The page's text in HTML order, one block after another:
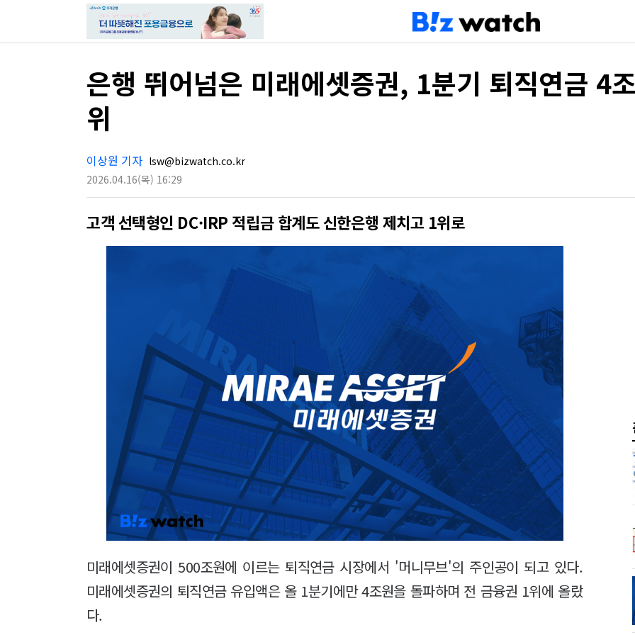
은행 뛰어넘은 미래에셋증권, 1분기 퇴직연금 4
위
이상원 기자 lsw@bizwatch.co.kr
2026.04.16(목) 16:29
고객 선택형인 DC·IRP 적립금 합계도 신한은행 제치고 1위로
미래에셋증권이 500조원에 이르는 퇴직연금 시장에서 '머니무브'의 주인공이 되고 있다.
미래에셋증권의 퇴직연금 유입액은 올 1분기에만 4조원을 돌파하며 전 금융권 1위에 올랐
다.